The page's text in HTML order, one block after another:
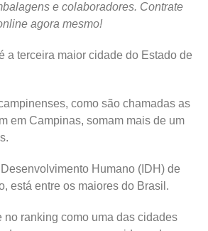
e colaboradores. Contrate
agora mesmo!
a terceira maior cidade do Estado de
como são chamadas as
em Campinas, somam mais de um
Humano (IDH) de
está entre os maiores do Brasil.
no ranking como uma das cidades